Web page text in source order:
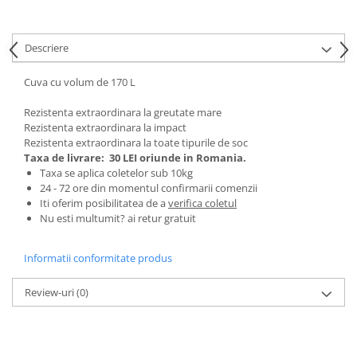
Incubatoare, oparitoare si
deplumatoare
Echipamente pentru animale
Aparate de tuns animale
Piese si accesorii aparate de tuns
animale
Tarcuri animale
Semanatori
Masini batut stalpi si accesorii
Casute gradina si cutii depozitare
Mobilier gradina
Corturi, Prelate si plase de
Descriere
Cuva cu volum de 170 L
Rezistenta extraordinara la greutate mare
Rezistenta extraordinara la impact
Rezistenta extraordinara la toate tipurile de soc
Taxa de livrare: 30 LEI oriunde in Romania.
Taxa se aplica coletelor sub 10kg
24 - 72 ore din momentul confirmarii comenzii
Iti oferim posibilitatea de averifica coletul
Nu esti multumit? ai retur gratuit
Informatii conformitate produs
Review-uri(0)